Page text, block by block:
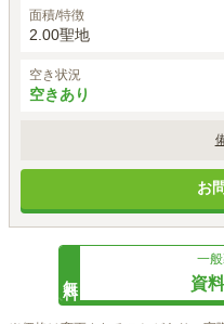
面積/特徴
2.00聖地
空き状況
空きあり
永代使用料は区画によって異な
お
一
資